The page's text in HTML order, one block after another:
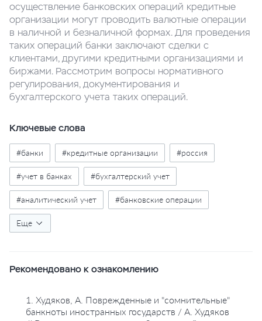
осуществление банковских операций кредитные
организации могут проводить валютные операции
в наличной и безналичной формах. Для проведения
таких операций банки заключают сделки с
клиентами, другими кредитными организациями и
биржами. Рассмотрим вопросы нормативного
регулирования, документирования и
бухгалтерского учета таких операций.
Ключевые слова
#банки #кредитные организации #россия
#учет в банках #бухгалтерский учет
#аналитический учет #банковские операции
#валютные операции
#денежные знаки #экспертиза
#проверка подлинности #проводки
Еще
Рекомендовано к ознакомлению
1. Худяков, А. Поврежденные и "сомнительные"
банкноты иностранных государств / А. Худяков